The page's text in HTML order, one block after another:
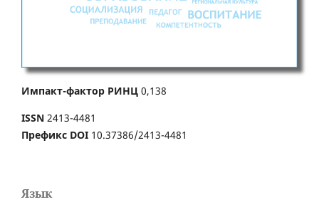
Импакт-фактор РИНЦ 0,138
ISSN 2413-4481
Префикс DOI 10.37386/2413-4481
Язык